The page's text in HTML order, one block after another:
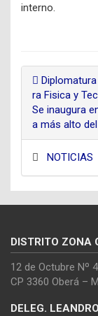
interno.
ra Fisica y
Se inaugura
a más alto
NOTICIAS
DISTRITO ZONA
12 de Octubre Nº
CP 3360 Oberá –
DELEG.